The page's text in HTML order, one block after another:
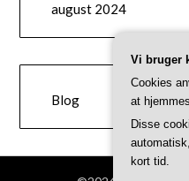
august 2024
Blog
Vi bruger
Cookies
at
Disse
kort tid.